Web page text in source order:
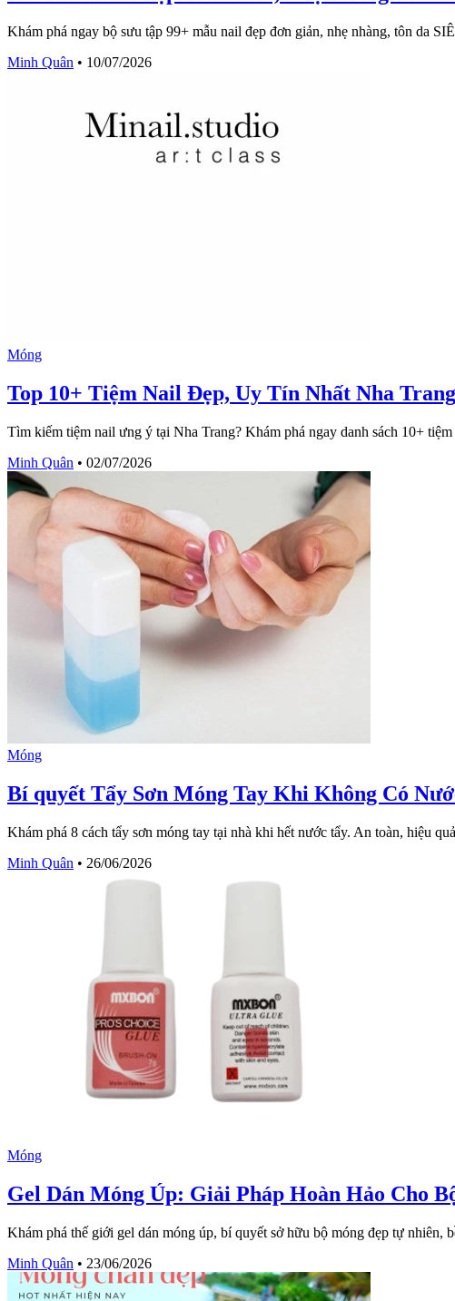
Khám phá ngay bộ sưu tập 99+ mẫu nail đẹp đơn giản, nhẹ nhàng, tôn da
Minh Quân • 10/07/2026
Móng
Top 10+ Tiệm Nail Đẹp, Uy Tín Nhất Nha
Tìm kiếm tiệm nail ưng ý tại Nha Trang? Khám phá ngay danh sách 10+
Minh Quân • 02/07/2026
Móng
Bí quyết Tẩy Sơn Móng Tay Khi Không Có
Khám phá 8 cách tẩy sơn móng tay tại nhà khi hết nước tẩy. An toàn, hiệu
Minh Quân • 26/06/2026
Móng
Gel Dán Móng Úp: Giải Pháp Hoàn Hảo Cho
Khám phá thế giới gel dán móng úp, bí quyết sở hữu bộ móng đẹp tự nhiên,
Minh Quân • 23/06/2026